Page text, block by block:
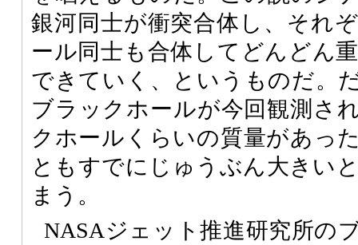
銀河同士が衝突合体し、それ
ール同士も合体してどんどん
できていく、というものだ。
ブラックホールが今回観測さ
クホールくらいの質量があっ
ともすでにじゅうぶん大きい
まう。
NASAジェット推進研究所の